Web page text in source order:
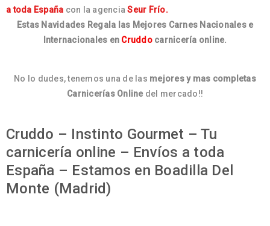
a toda España con la agencia Seur Frío.
Estas Navidades Regala las Mejores Carnes Nacionales e
Internacionales en Cruddo carnicería online.
No lo dudes, tenemos una de las mejores y mas completas
Carnicerías Onlinedel mercado!!
Cruddo – Instinto Gourmet – Tu
carnicería online – Envíos a toda
España – Estamos en Boadilla Del
Monte (Madrid)